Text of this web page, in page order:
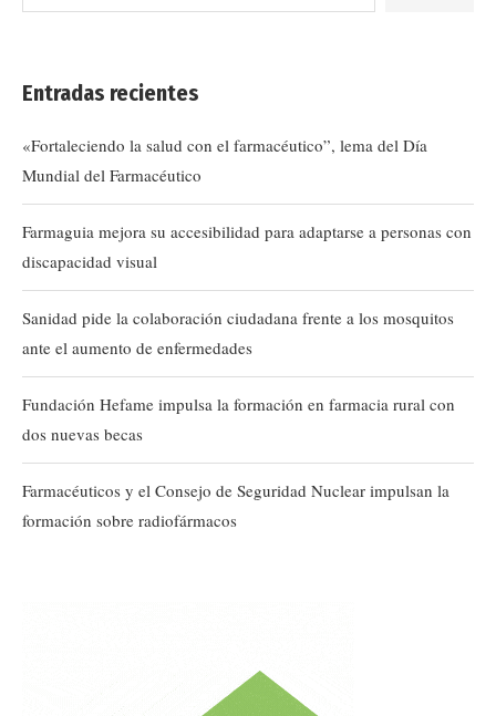
Entradas recientes
«Fortaleciendo la salud con el farmacéutico”, lema del Día
Mundial del Farmacéutico
Farmaguia mejora su accesibilidad para adaptarse a personas con
discapacidad visual
Sanidad pide la colaboración ciudadana frente a los mosquitos
ante el aumento de enfermedades
Fundación Hefame impulsa la formación en farmacia rural con
dos nuevas becas
Farmacéuticos y el Consejo de Seguridad Nuclear impulsan la
formación sobre radiofármacos